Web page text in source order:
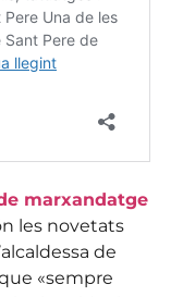
marxandatge
les novetats
de
«sempre